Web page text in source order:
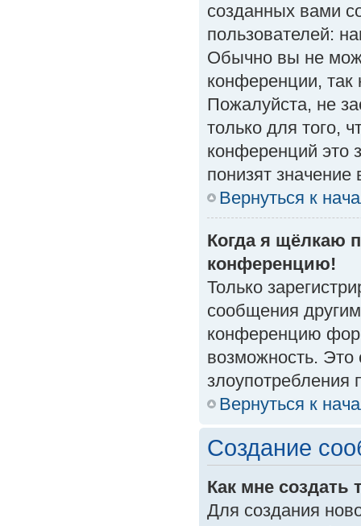
созданных вами
пользователей:
Обычно вы не
конференции, так
Пожалуйста, не
только для того,
конференций это
понизят
Вернуться к
Когда я щёлкаю
конференцию!
Только
сообщения
конференцию
возможность. Это
злоупотребления
Вернуться к
Создание
Как мне создать
Для создания